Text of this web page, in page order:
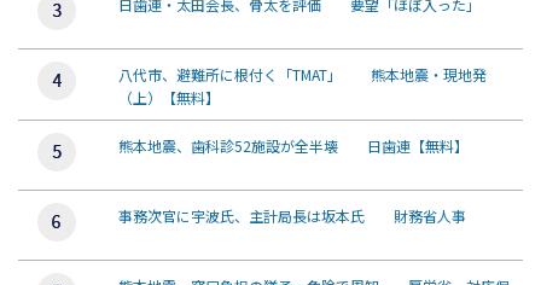
日歯連・太田会長、骨太を評価 要望「ほぼ入った」
八代市、避難所に根付く「TMAT」 熊本地震・現地発
（上）【無料】
熊本地震、歯科診52施設が全半壊 日歯連【無料】
事務次官に宇波氏、主計局長は坂本氏 財務省人事